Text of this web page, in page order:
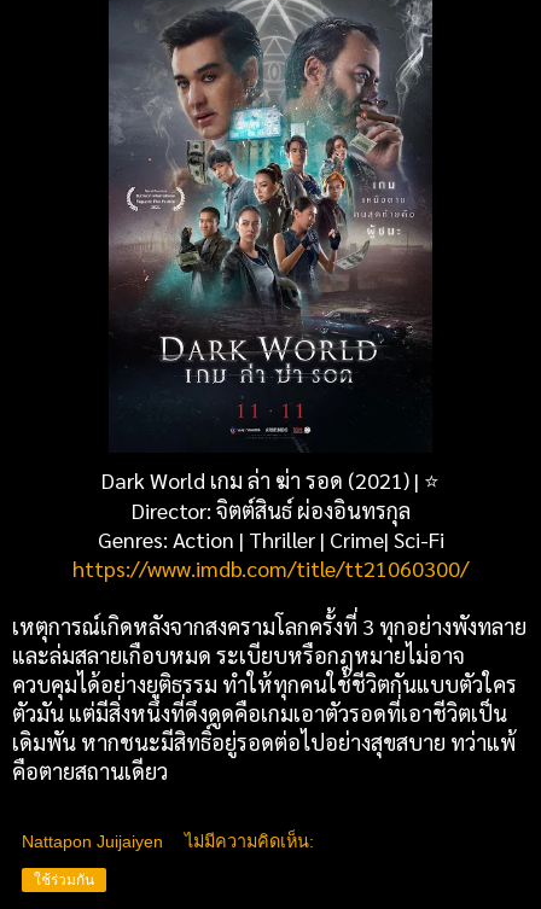
Dark World เกม ล่า ฆ่า รอด (2021) | ⭐
Director: จิตต์สินธ์ ผ่องอินทรกุล
Genres: Action | Thriller | Crime| Sci-Fi
https://www.imdb.com/title/tt21060300/
เหตุการณ์เกิดหลังจากสงครามโลกครั้งที่ 3 ทุกอย่างพังทลาย
และล่มสลายเกือบหมด ระเบียบหรือกฎหมายไม่อาจ
ควบคุมได้อย่างยุติธรรม ทำให้ทุกคนใช้ชีวิตกันแบบตัวใคร
ตัวมัน แต่มีสิ่งหนึ่งที่ดึงดูดคือเกมเอาตัวรอดที่เอาชีวิตเป็น
เดิมพัน หากชนะมีสิทธิ์อยู่รอดต่อไปอย่างสุขสบาย ทว่าแพ้
คือตายสถานเดียว
Nattapon Juijaiyen ไม่มีความคิดเห็น:
ใช้ร่วมกัน